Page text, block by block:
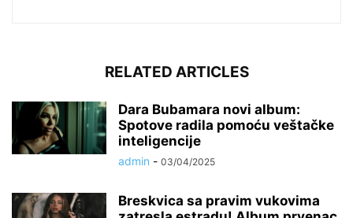
RELATED ARTICLES
Dara Bubamara novi album:
Spotove radila pomoću veštačke
inteligencije
admin - 03/04/2025
Breskvica sa pravim vukovima